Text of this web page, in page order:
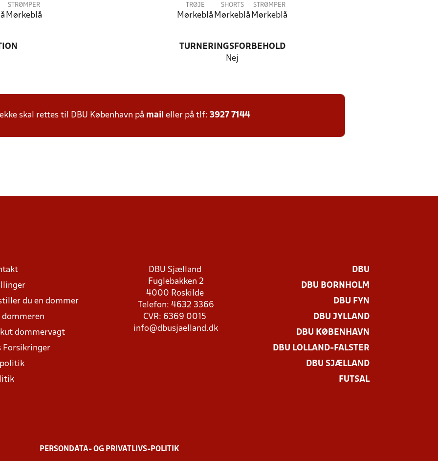
STRØMPER
Mørkeblå
TRØJE
Mørkeblå
SHORTS
Mørkeblå
STRØMPER
Mørkeblå
TURNERINGSFORBEHOLD
Nej
skal rettes til DBU København på mail eller på tlf: 3927 7144
du en dommer
dommeren
dommervagt
Forsikringer
DBU Sjælland
Fuglebakken 2
4000 Roskilde
Telefon: 4632 3366
CVR: 6369 0015
info@dbusjaelland.dk
DBU
DBU BORNHOLM
DBU FYN
DBU JYLLAND
DBU KØBENHAVN
DBU LOLLAND-FALSTER
DBU SJÆLLAND
FUTSAL
PERSONDATA- OG PRIVATLIVS-POLITIK